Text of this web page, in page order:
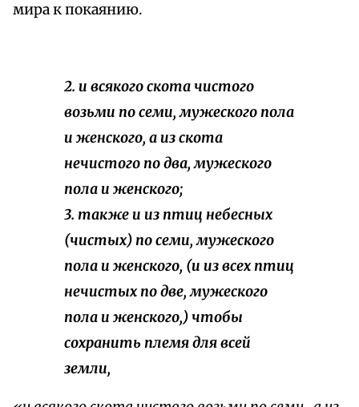
мира к покаянию.
2. и всякого скота чистого
возьми по семи, мужеского пола
и женского, а из скота
нечистого по два, мужеского
пола и женского;
3. также и из птиц небесных
(чистых) по семи, мужеского
пола и женского, (и из всех птиц
нечистых по две, мужеского
пола и женского,) чтобы
сохранить племя для всей
земли,